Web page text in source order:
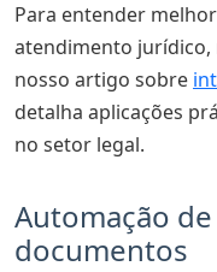
Para entender
atendimento jurídico,
nosso artigo sobre
detalha aplicações
no setor legal.
Automação
documentos